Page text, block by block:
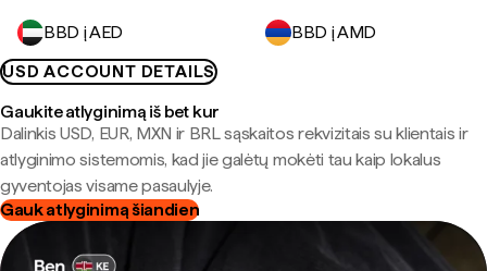
BBD į AED
BBD į AMD
USD ACCOUNT DETAILS
Gaukite atlyginimą iš bet kur
Dalinkis USD, EUR, MXN ir BRL sąskaitos rekvizitais su klientais ir
atlyginimo sistemomis, kad jie galėtų mokėti tau kaip lokalus
gyventojas visame pasaulyje.
Gauk atlyginimą šiandien